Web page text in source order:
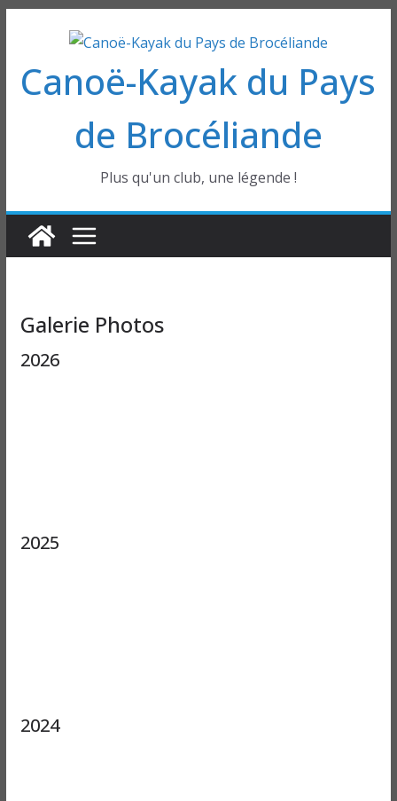
contenu
Canoë-Kayak du Pays
de Brocéliande
Plus qu'un club, une légende !
Galerie Photos
2026
2025
2024